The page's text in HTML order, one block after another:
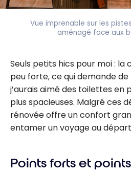
Vue imprenable sur les
aménagé face aux
Seuls petits hics pour moi : la
peu forte, ce qui demande
j’aurais aimé des toilettes en
plus spacieuses. Malgré ces
rénovée offre un confort
entamer un voyage au
Points forts et